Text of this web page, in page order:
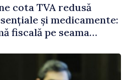
cota TVA redusă
și medicamente:
fiscală pe seama